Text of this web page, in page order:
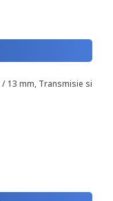
13 mm, Transmisie si